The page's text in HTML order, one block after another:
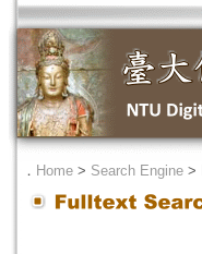
． Home > Search Engine >